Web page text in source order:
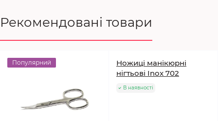
Рекомендовані товари
Популярний
Ножиці манікюрні
нігтьові Inox 702
В наявності